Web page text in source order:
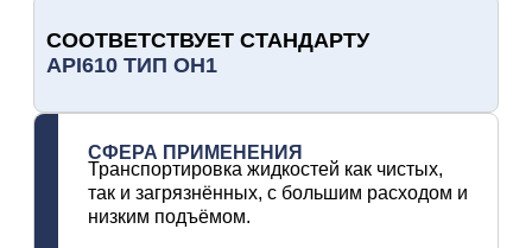
СООТВЕТСТВУЕТ СТАНДАРТУ
API610 ТИП OH1
СФЕРА ПРИМЕНЕНИЯ
Транспортировка жидкостей как чистых,
так и загрязнённых, с большим расходом и
низким подъёмом.